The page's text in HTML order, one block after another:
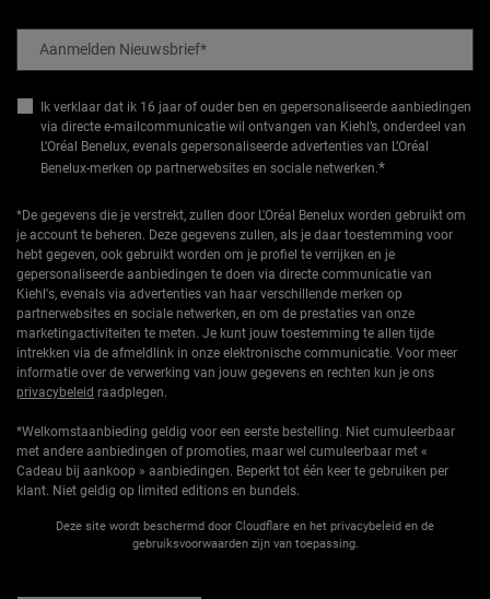
Aanmelden Nieuwsbrief*
Ik verklaar dat ik 16 jaar of ouder ben en gepersonaliseerde aanbiedingen
via directe e-mailcommunicatie wil ontvangen van Kiehl’s, onderdeel van
L’Oréal Benelux, evenals gepersonaliseerde advertenties van L’Oréal
Benelux-merken op partnerwebsites en sociale netwerken.*
*De gegevens die je verstrekt, zullen door L'Oréal Benelux worden gebruikt om
je account te beheren. Deze gegevens zullen, als je daar toestemming voor
hebt gegeven, ook gebruikt worden om je profiel te verrijken en je
gepersonaliseerde aanbiedingen te doen via directe communicatie van
Kiehl's, evenals via advertenties van haar verschillende merken op
partnerwebsites en sociale netwerken, en om de prestaties van onze
marketingactiviteiten te meten. Je kunt jouw toestemming te allen tijde
intrekken via de afmeldlink in onze elektronische communicatie. Voor meer
informatie over de verwerking van jouw gegevens en rechten kun je ons
privacybeleid raadplegen.
*Welkomstaanbieding geldig voor een eerste bestelling. Niet cumuleerbaar
met andere aanbiedingen of promoties, maar wel cumuleerbaar met «
Cadeau bij aankoop » aanbiedingen. Beperkt tot één keer te gebruiken per
klant. Niet geldig op limited editions en bundels.
Deze site wordt beschermd door Cloudflare en het privacybeleid en de
gebruiksvoorwaarden zijn van toepassing.